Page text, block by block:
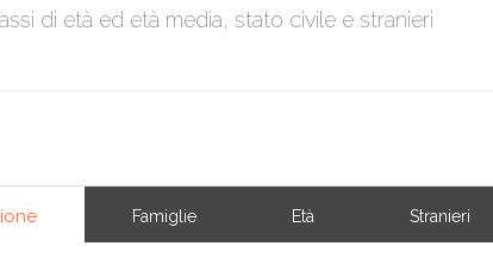
di età ed età media, stato civile e stranieri
Famiglie Età Stranieri